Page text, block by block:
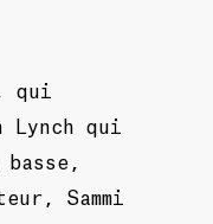
qui
qui
Sammi